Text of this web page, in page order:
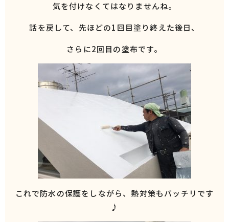
気を付けなくてはなりませんね。
話を戻して、先ほどの1回目塗り終えた後日、
さらに2回目の塗布です。
これで防水の保護をしながら、熱対策もバッチリです
♪